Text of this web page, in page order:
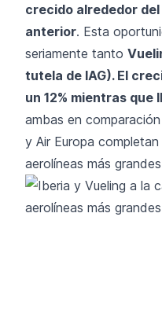
crecido alrededor
anterior. Esta
seriamente tanto
tutela de IAG). El
un 12% mientras que
ambas en
y Air Europa
aerolíneas más